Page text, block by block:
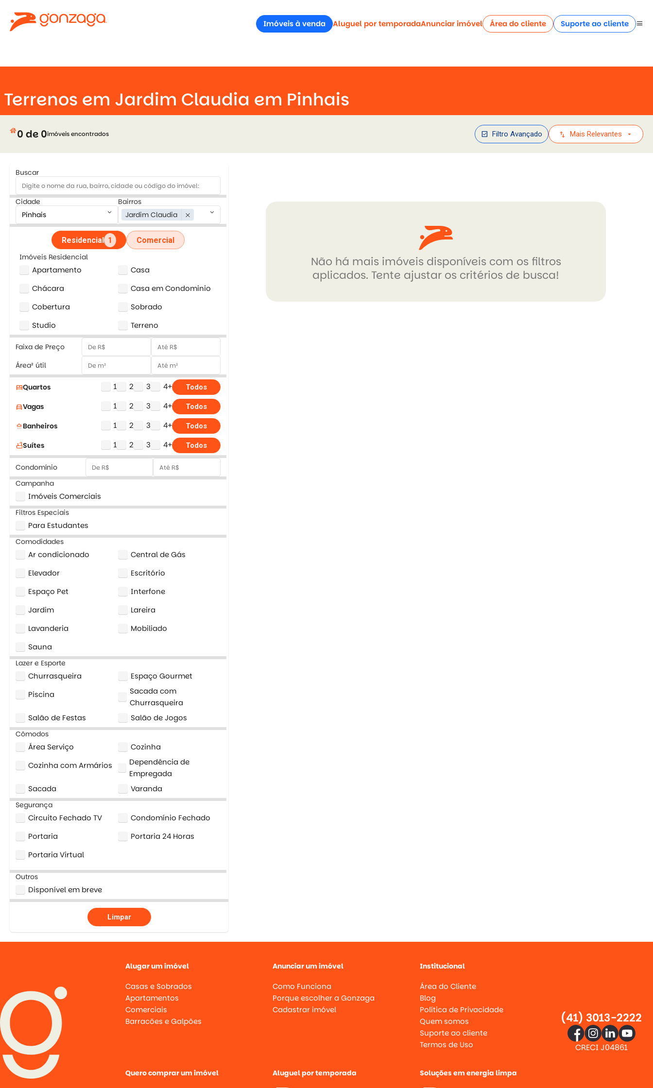
Imóveis à venda Aluguel por temporadaAnunciar imóvel Área do cliente Suporte ao cliente menu
Terrenos em Jardim Claudia em Pinhais
house0 de 0imóveis encontrados check_box Filtro Avançado swap_vert Mais Relevantes arrow_drop_down
Buscar
Cidade
keyboard_arrow_down
Bairros
Jardim Claudia
close keyboard_arrow_down
Residencial 1 Comercial
Imóveis Residencial
Apartamento
Casa
Chácara
Casa em Condominio
Cobertura
Sobrado
Studio
Terreno
Faixa de Preço
Área² útil
bedQuartos 1 2 3 4+ Todos
directions_carVagas 1 2 3 4+ Todos
shower Banheiros 1 2 3 4+ Todos
bathtubSuítes 1 2 3 4+ Todos
Condomínio
Campanha
Imóveis Comerciais
Filtros Especiais
Para Estudantes
Comodidades
Ar condicionado
Central de Gás
Elevador
Escritório
Espaço Pet
Interfone
Jardim
Lareira
Lavanderia
Mobiliado
Sauna
Lazer e Esporte
Churrasqueira
Espaço Gourmet
Piscina
Sacada com
Churrasqueira
Salão de Festas
Salão de Jogos
Cômodos
Área Serviço
Cozinha
Cozinha com Armários
Dependência de
Empregada
Sacada
Varanda
Segurança
Circuito Fechado TV
Condomínio Fechado
Portaria
Portaria 24 Horas
Portaria Virtual
Outros
Disponível em breve
Limpar
Não há mais imóveis disponíveis com os filtros
aplicados. Tente ajustar os critérios de busca!
Alugar um imóvel
Casas e Sobrados
Apartamentos
Comerciais
Barracões e Galpões
Anunciar um imóvel
Como Funciona
Porque escolher a Gonzaga
Cadastrar imóvel
Institucional
Área do Cliente
Blog
Política de Privacidade
Quem somos
Suporte ao cliente
Termos de Uso
Quero comprar um imóvel Aluguel por temporada Soluções em energia limpa
(41) 3013-2222
CRECI J04861